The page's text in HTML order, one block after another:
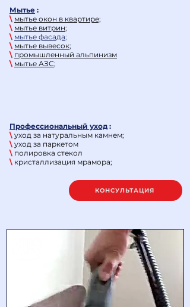
Мытье :
\ мытье окон в квартире;
\ мытье витрин;
\ мытье фасада;
\ мытье вывесок;
\ промышленный альпинизм
\ мытье АЗС;
Профессиональный уход:
\ уход за натуральным камнем;
\ уход за паркетом
\ полировка стекол
\ кристаллизация мрамора;
КОНСУЛЬТАЦИЯ